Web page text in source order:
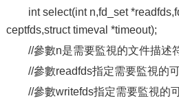
int select(int n,fd_set
ceptfds,struct timeval *timeout);
//參數n是需要監視的文件描述
//參數readfds指定需要監視的
//參數writefds指定需要監視的